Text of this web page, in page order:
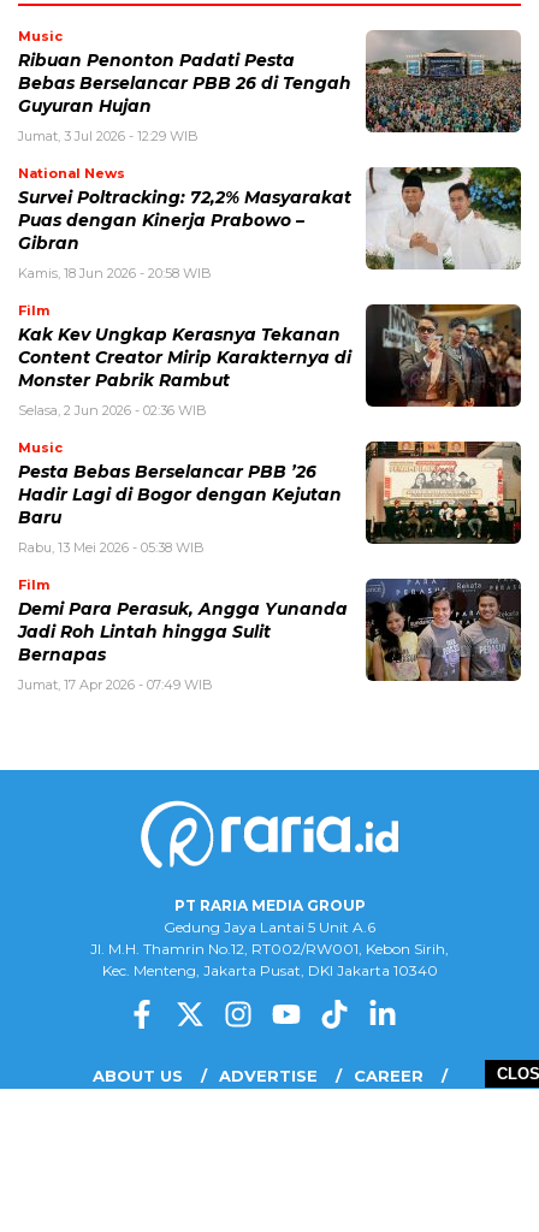
Music
Ribuan Penonton Padati Pesta
Bebas Berselancar PBB 26 di Tengah
Guyuran Hujan
Jumat, 3 Jul 2026 - 12:29 WIB
National News
Survei Poltracking: 72,2% Masyarakat
Puas dengan Kinerja Prabowo –
Gibran
Kamis, 18 Jun 2026 - 20:58 WIB
Film
Kak Kev Ungkap Kerasnya Tekanan
Content Creator Mirip Karakternya di
Monster Pabrik Rambut
Selasa, 2 Jun 2026 - 02:36 WIB
Music
Pesta Bebas Berselancar PBB ’26
Hadir Lagi di Bogor dengan Kejutan
Baru
Rabu, 13 Mei 2026 - 05:38 WIB
Film
Demi Para Perasuk, Angga Yunanda
Jadi Roh Lintah hingga Sulit
Bernapas
Jumat, 17 Apr 2026 - 07:49 WIB
PT RARIA MEDIA GROUP
Gedung Jaya Lantai 5 Unit A.6
Jl. M.H. Thamrin No.12, RT002/RW001, Kebon Sirih,
Kec. Menteng, Jakarta Pusat, DKI Jakarta 10340
ABOUT US ADVERTISE
CAREER